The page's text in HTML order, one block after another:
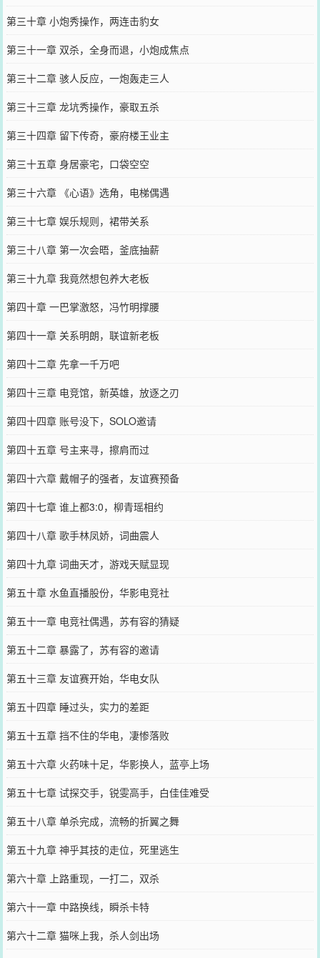
第三十章 小炮秀操作，两连击豹女
第三十一章 双杀，全身而退，小炮成焦点
第三十二章 骇人反应，一炮轰走三人
第三十三章 龙坑秀操作，豪取五杀
第三十四章 留下传奇，豪府楼王业主
第三十五章 身居豪宅，口袋空空
第三十六章 《心语》选角，电梯偶遇
第三十七章 娱乐规则，裙带关系
第三十八章 第一次会晤，釜底抽薪
第三十九章 我竟然想包养大老板
第四十章 一巴掌激怒，冯竹明撑腰
第四十一章 关系明朗，联谊新老板
第四十二章 先拿一千万吧
第四十三章 电竞馆，新英雄，放逐之刃
第四十四章 账号没下，SOLO邀请
第四十五章 号主来寻，擦肩而过
第四十六章 戴帽子的强者，友谊赛预备
第四十七章 谁上都3:0，柳青瑶相约
第四十八章 歌手林凤娇，词曲震人
第四十九章 词曲天才，游戏天赋显现
第五十章 水鱼直播股份，华影电竞社
第五十一章 电竞社偶遇，苏有容的猜疑
第五十二章 暴露了，苏有容的邀请
第五十三章 友谊赛开始，华电女队
第五十四章 睡过头，实力的差距
第五十五章 挡不住的华电，凄惨落败
第五十六章 火药味十足，华影换人，蓝亭上场
第五十七章 试探交手，锐雯高手，白佳佳难受
第五十八章 单杀完成，流畅的折翼之舞
第五十九章 神乎其技的走位，死里逃生
第六十章 上路重现，一打二，双杀
第六十一章 中路换线，瞬杀卡特
第六十二章 猫咪上我，杀人剑出场